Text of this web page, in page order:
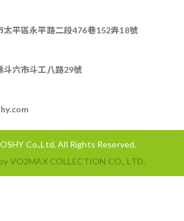
太平區永平路二段476巷152弄18號
斗六市斗工八路29號
Co.,Ltd. All Rights Reserved.
VO2MAX COLLECTION CO., LTD.